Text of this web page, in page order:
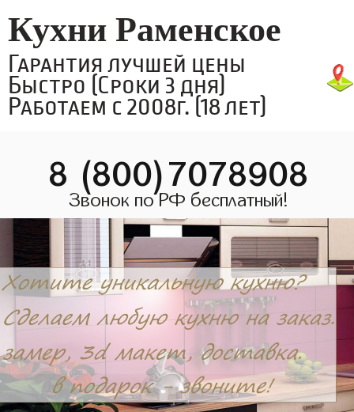
Кухни Раменское
Гарантия лучшей цены
Быстро (Сроки 3 дня)
Работаем с 2008г. (18 лет)
8 (800)7078908
Звонок по РФ бесплатный!